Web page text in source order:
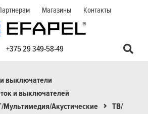
Магазины Контакты
+375 29 349-58-49
выключатели
и выключателей
Мультимедия/Акустические
ТВ/